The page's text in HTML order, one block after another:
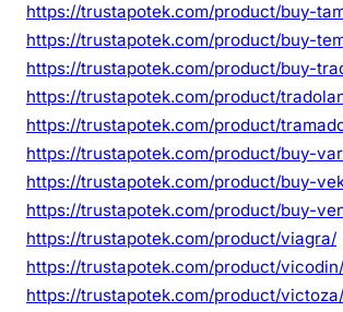
https://trustapotek.com/product/buy-
https://trustapotek.com/product/buy-
https://trustapotek.com/product/buy-
https://trustapotek.com/product/
https://trustapotek.com/product/
https://trustapotek.com/product/buy-
https://trustapotek.com/product/buy-
https://trustapotek.com/product/buy-
https://trustapotek.com/product/viagra/
https://trustapotek.com/product/vicodin/
https://trustapotek.com/product/victoza/